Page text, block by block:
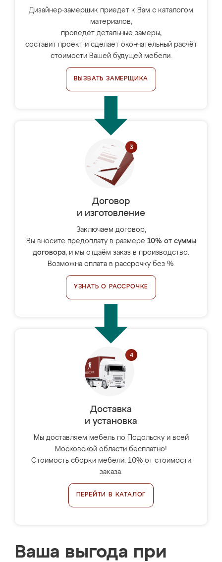
Дизайнер-замерщик приедет к Вам с каталогом
материалов,
проведёт детальные замеры,
составит проект и сделает окончательный расчёт
стоимости Вашей будущей мебели.
ВЫЗВАТЬ ЗАМЕРЩИКА
Договор
и изготовление
Заключаем договор,
Вы вносите предоплату в размере 10% от суммы
договора, и мы отдаём заказ в производство.
Возможна оплата в рассрочку без %.
УЗНАТЬ О РАССРОЧКЕ
Доставка
и установка
Мы доставляем мебель по Подольску и всей
Московской области бесплатно!
Стоимость сборки мебели: 10% от стоимости
заказа.
ПЕРЕЙТИ В КАТАЛОГ
Ваша выгода при